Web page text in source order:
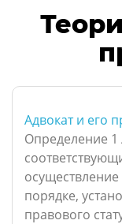
Адвокат и его
Определение 1
осуществление
порядке,
правового